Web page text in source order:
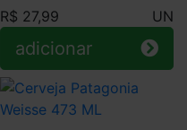
R$ 27,99 UN
adicionar